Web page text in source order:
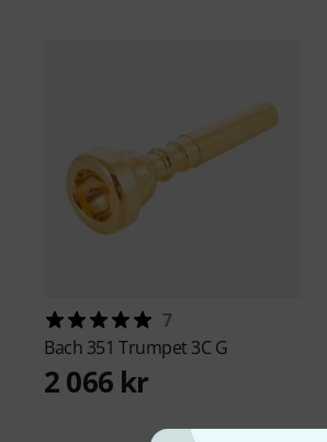
7
Bach 351 Trumpet 3C G
2 066 kr